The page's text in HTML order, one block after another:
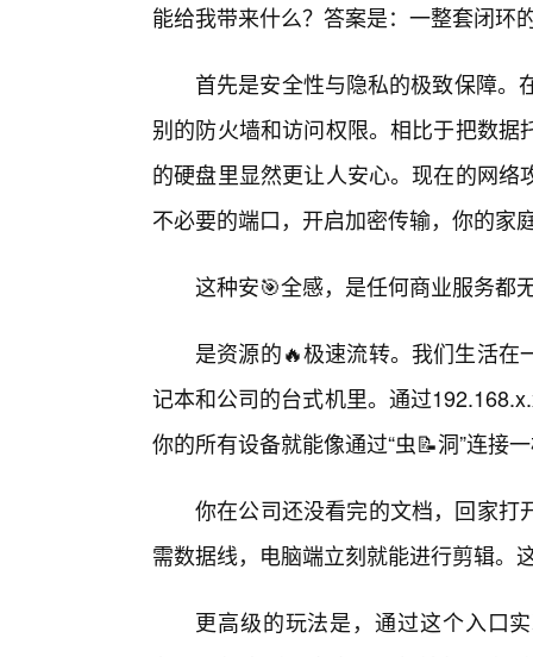
能给我带来什么？答案是：一整套闭环
首先是安全性与隐私的极致保障。
别的防火墙和访问权限。相比于把数
的硬盘里显然更让人安心。现在的网
不必要的端口，开启加密传输，你的家
这种安🎯全感，是任何商业服务都
是资源的🔥极速流转。我们生活
记本和公司的台式机里。通过
你的所有设备就能像通过“虫📝洞”连接
你在公司还没看完的文档，回家打
需数据线，电脑端立刻就能进行剪辑。
更高级的玩法是，通过这个入口